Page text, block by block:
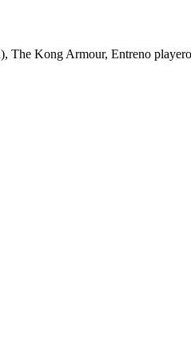
The Kong Armour, Entreno